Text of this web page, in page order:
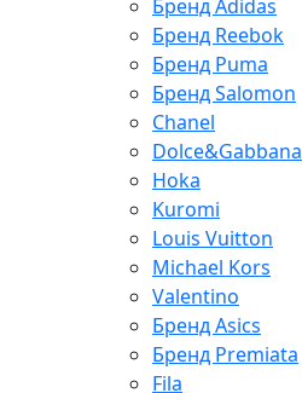
Бренд Adidas
Бренд Reebok
Бренд Puma
Бренд Salomon
Chanel
Dolce&Gabbana
Hoka
Kuromi
Louis Vuitton
Michael Kors
Valentino
Бренд Asics
Бренд Premiata
Fila